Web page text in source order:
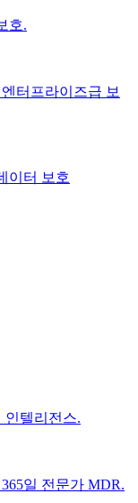
호.
터프라이즈급 보
이터 보호
인텔리전스.
일 전문가 MDR.